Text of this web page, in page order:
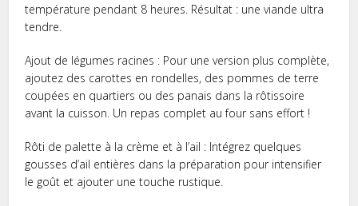
température pendant 8 heures. Résultat : une viande ultra
tendre.
Ajout de légumes racines : Pour une version plus complète,
ajoutez des carottes en rondelles, des pommes de terre
coupées en quartiers ou des panais dans la rôtissoire
avant la cuisson. Un repas complet au four sans effort !
Rôti de palette à la crème et à l’ail : Intégrez quelques
gousses d’ail entières dans la préparation pour intensifier
le goût et ajouter une touche rustique.